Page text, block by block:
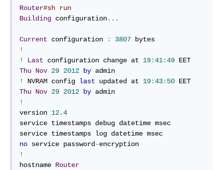
Router#sh run
Building configuration...
Current configuration : 3807
!
!
Last configuration change at 19:41:49
Thu Nov 29 2012 by
!
NVRAM config last updated at 19:43: 50
Thu Nov 29 2012 by
!
version 12.4
service timestamps debug datetime msec
no service password -
!
hostname Router